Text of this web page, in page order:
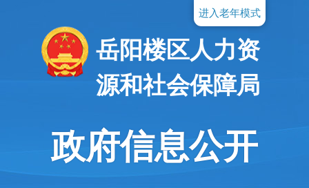
进入老年模式
岳阳楼区人力资
源和社会保障局
政府信息公开